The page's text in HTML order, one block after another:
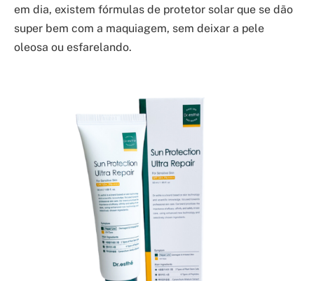
em dia, existem fórmulas de protetor solar que se dão
super bem com a maquiagem, sem deixar a pele
oleosa ou esfarelando.